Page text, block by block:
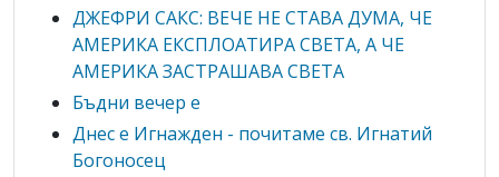
ДЖЕФРИ САКС: ВЕЧЕ НЕ СТАВА ДУМА, ЧЕ
АМЕРИКА ЕКСПЛОАТИРА СВЕТА, А ЧЕ
АМЕРИКА ЗАСТРАШАВА СВЕТА
Бъдни вечер е
Днес е Игнажден - почитаме св. Игнатий
Богоносец